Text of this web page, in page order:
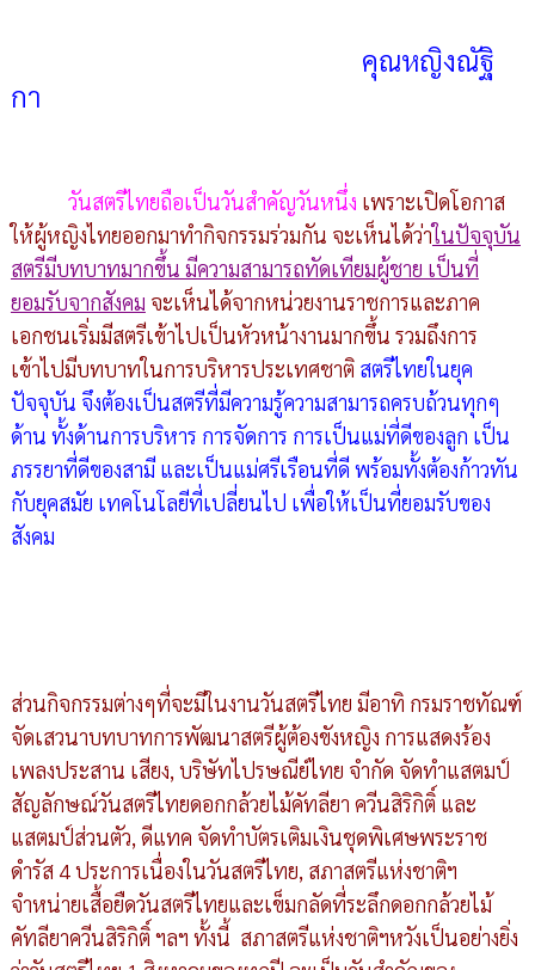
คุณหญิงณัฐิ
กา
วันสตรีไทยถือเป็นวันสำคัญวันหนึ่ง เพราะเปิดโอกาส
ให้ผู้หญิงไทยออกมาทำกิจกรรมร่วมกัน จะเห็นได้ว่าในปัจจุบัน
สตรีมีบทบาทมากขึ้น มีความสามารถทัดเทียมผู้ชาย เป็นที่
ยอมรับจากสังคม จะเห็นได้จากหน่วยงานราชการและภาค
เอกชนเริ่มมีสตรีเข้าไปเป็นหัวหน้างานมากขึ้น รวมถึงการ
เข้าไปมีบทบาทในการบริหารประเทศชาติ สตรีไทยในยุค
ปัจจุบัน จึงต้องเป็นสตรีที่มีความรู้ความสามารถครบถ้วนทุกๆ
ด้าน ทั้งด้านการบริหาร การจัดการ การเป็นแม่ที่ดีของลูก เป็น
ภรรยาที่ดีของสามี และเป็นแม่ศรีเรือนที่ดี พร้อมทั้งต้องก้าวทัน
กับยุคสมัย เทคโนโลยีที่เปลี่ยนไป เพื่อให้เป็นที่ยอมรับของ
สังคม
ส่วนกิจกรรมต่างๆที่จะมีในงานวันสตรีไทย มีอาทิ กรมราชทัณฑ์
จัดเสวนาบทบาทการพัฒนาสตรีผู้ต้องขังหญิง การแสดงร้อง
เพลงประสาน เสียง, บริษัทไปรษณีย์ไทย จำกัด จัดทำแสตมป์
สัญลักษณ์วันสตรีไทยดอกกล้วยไม้คัทลียา ควีนสิริกิติ์ และ
แสตมป์ส่วนตัว, ดีแทค จัดทำบัตรเติมเงินชุดพิเศษพระราช
ดำรัส 4 ประการเนื่องในวันสตรีไทย, สภาสตรีแห่งชาติฯ
จำหน่ายเสื้อยืดวันสตรีไทยและเข็มกลัดที่ระลึกดอกกล้วยไม้
คัทลียาควีนสิริกิติ์ ฯลฯ ทั้งนี้ สภาสตรีแห่งชาติฯหวังเป็นอย่างยิ่ง